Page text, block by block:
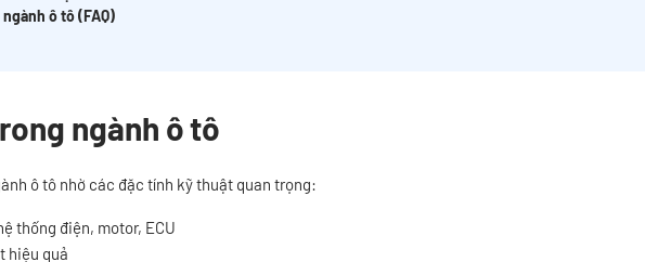
ô tô (FAQ)
ngành ô tô
ô tô nhờ các đặc tính kỹ thuật quan trọng:
thống điện, motor, ECU
hiệu quả